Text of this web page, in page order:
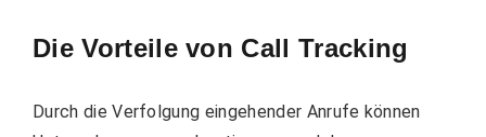
Die Vorteile von Call Tracking
Durch die Verfolgung eingehender Anrufe können